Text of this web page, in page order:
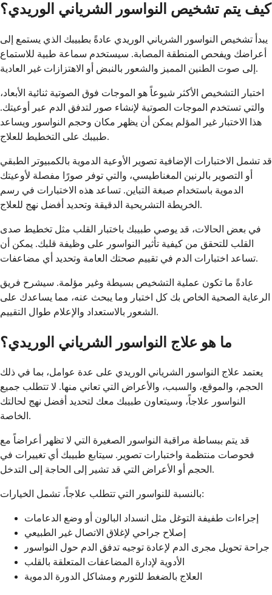
كيف يتم تشخيص النواسور الشرياني الوريدي؟
يبدأ تشخيص النواسور الشرياني الوريدي عادةً بطبيبك الذي يستمع إلى
أعراضك ويفحص المنطقة المصابة. سيستخدم سماعة طبية للاستماع
إلى صوت الطنين المميز والشعور بالنبض أو الاهتزازات غير العادية.
اختبار التشخيص الأكثر شيوعاً هو الموجات فوق الصوتية ثنائية الأبعاد،
والتي تستخدم الموجات الصوتية لإنشاء صور لتدفق الدم عبر أوعيتك.
هذا الاختبار غير المؤلم يمكن أن يظهر مكان وحجم النواسور ويساعد
طبيبك على التخطيط للعلاج.
قد تشمل الاختبارات الإضافية تصوير الأوعية الدموية بالكمبيوتر الطبقي
أو التصوير بالرنين المغناطيسي، والتي توفر صورًا مفصلة لأوعيتك
الدموية باستخدام صبغة التباين. تساعد هذه الاختبارات في رسم
الخريطة التشريحية الدقيقة وتحديد أفضل نهج للعلاج.
في بعض الحالات، قد يوصي طبيبك باختبار القلب مثل تخطيط صدى
القلب للتحقق من كيفية تأثير النواسور على وظيفة قلبك. يمكن أن
تساعد اختبارات الدم في تقييم صحتك العامة وتحديد أي مضاعفات.
عادةً ما تكون عملية التشخيص بسيطة وغير مؤلمة. سيشرح فريق
الرعاية الصحية الخاص بك كل اختبار وما يبحث عنه، مما يساعدك على
الشعور بالاستعداد والإعلام طوال التقييم.
ما هو علاج النواسور الشرياني الوريدي؟
يعتمد علاج النواسور الشرياني الوريدي على عدة عوامل، بما في ذلك
الحجم، والموقع، والسبب، والأعراض التي تعاني منها. لا تتطلب جميع
النواسور علاجاً، وسيتعاون طبيبك معك لتحديد أفضل نهج لحالتك
الخاصة.
قد يتم ببساطة مراقبة النواسور الصغيرة التي لا تظهر أعراضاً مع
فحوصات منتظمة واختبارات تصوير. سيتابع طبيبك أي تغييرات في
الحجم أو الأعراض التي قد تشير إلى الحاجة إلى التدخل.
بالنسبة للنواسور التي تتطلب علاجاً، تشمل الخيارات:
إجراءات طفيفة التوغل مثل انسداد البالون أو وضع الدعامات
إصلاح جراحي لإغلاق الاتصال غير الطبيعي
جراحة تحويل مجرى الدم لإعادة توجيه تدفق الدم حول النواسور
الأدوية لإدارة المضاعفات المتعلقة بالقلب
العلاج بالضغط للتورم ومشاكل الدورة الدموية